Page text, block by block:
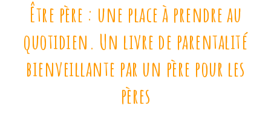
Être père : une place à prendre au
quotidien. Un livre de parentalité
bienveillante par un père pour les
pères